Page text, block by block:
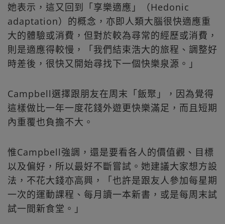
她表示，這又回到「享樂適應」（Hedonic
adaptation）的概念，亦即人類大腦很快適應重
大的體驗或消費，但對於較為尋常的經歷或消費，
則是適應得較慢，「我們結束浩大的旅程、調整好
時差後，很快又開始尋找下一個快樂泉源。」
Campbell選擇跟朋友在周末「飯聚」，因為覺得
這樣做比一年一度花錢外遊更快樂滿足，而且短期
內重覆也負擔不大。
惟Campbell強調，還是要看各人的價值觀、目標
以及偏好，所以最好不斷嘗試。她建議大家想方設
法，不花大錢亦高興，「也許是跟友人參加每星期
一次的運動課程、每月讀一本新書，或是每周末試
試一間新食堂。」